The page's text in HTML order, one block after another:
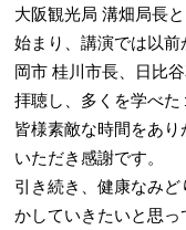
大阪観光局 溝畑局長
始まり、講演では以
岡市 桂川市長、日比
拝聴し、多くを学べた
皆様素敵な時間をあ
いただき感謝です。
引き続き、健康なみ
かしていきたいと思っ